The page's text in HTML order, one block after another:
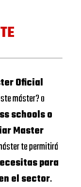
Oficial
máster? o
schools o
Master
te permitirá
para
el sector.